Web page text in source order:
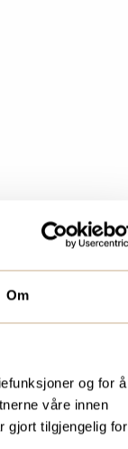
Om
og for å
våre innen
gjort tilgjengelig for
vårt gratis